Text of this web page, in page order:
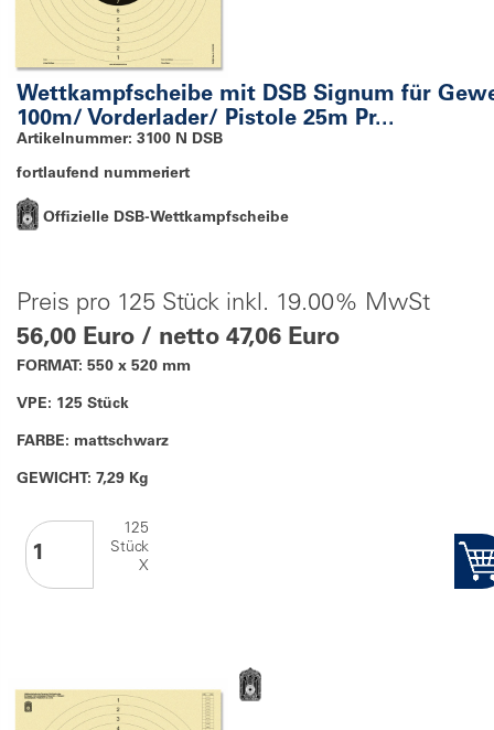
Wettkampfscheibe mit DSB Signum für
100m/ Vorderlader/ Pistole 25m Pr...
Artikelnummer: 3100 N DSB
fortlaufend nummeriert
Offizielle DSB-Wettkampfscheibe
Preis pro 125 Stück inkl. 19.00% MwSt
56,00 Euro / netto 47,06 Euro
FORMAT: 550 x 520 mm
VPE: 125 Stück
FARBE: mattschwarz
GEWICHT: 7,29 Kg
125
Stück
X